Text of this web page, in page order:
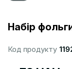
Набір
Код продукту